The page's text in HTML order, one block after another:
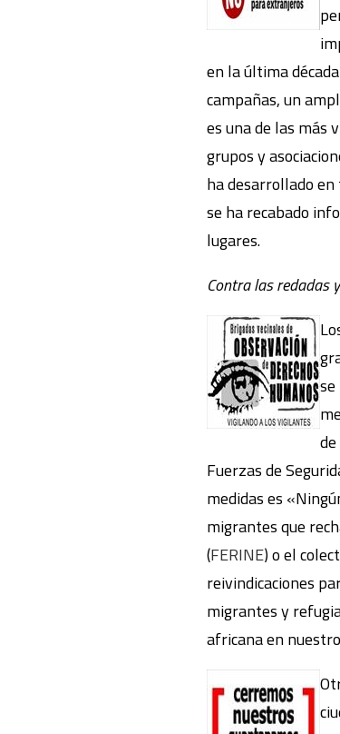
en la última
campañas, un
es una de las más
grupos y
ha desarrollado
se ha recabado
lugares.
Contra las redadas
Fuerzas de
medidas es
migrantes que
(FERINE) o el
reivindicaciones
migrantes y
africana en